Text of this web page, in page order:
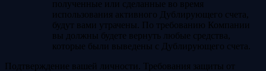
полученные или сделанные во время
использования активного Дублирующего счета,
будут вами утрачены. По требованию Компании
вы должны будете вернуть любые средства,
которые были выведены с Дублирующего счета.
Подтверждение вашей личности. Требования защиты от